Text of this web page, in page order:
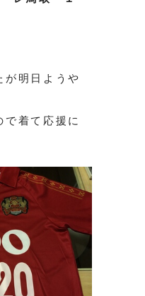
が明日ようや
で着て応援に